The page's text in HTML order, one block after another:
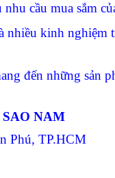
cầu mua sắm
nhiều kinh nghiệm
đến những sản
NAM
Phú, TP.HCM